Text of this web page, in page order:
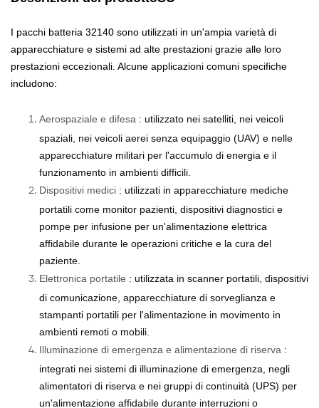
I pacchi batteria 32140 sono utilizzati in un'ampia varietà di
apparecchiature e sistemi ad alte prestazioni grazie alle loro
prestazioni eccezionali. Alcune applicazioni comuni specifiche
includono:
Aerospaziale e difesa : utilizzato nei satelliti, nei veicoli
spaziali, nei veicoli aerei senza equipaggio (UAV) e nelle
apparecchiature militari per l'accumulo di energia e il
funzionamento in ambienti difficili.
Dispositivi medici : utilizzati in apparecchiature mediche
portatili come monitor pazienti, dispositivi diagnostici e
pompe per infusione per un'alimentazione elettrica
affidabile durante le operazioni critiche e la cura del
paziente.
Elettronica portatile : utilizzata in scanner portatili, dispositivi
di comunicazione, apparecchiature di sorveglianza e
stampanti portatili per l'alimentazione in movimento in
ambienti remoti o mobili.
Illuminazione di emergenza e alimentazione di riserva :
integrati nei sistemi di illuminazione di emergenza, negli
alimentatori di riserva e nei gruppi di continuità (UPS) per
un'alimentazione affidabile durante interruzioni o